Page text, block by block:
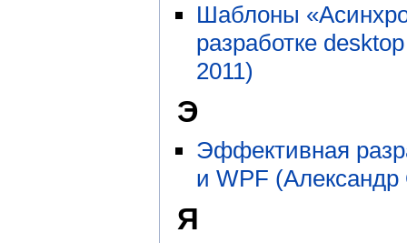
Шаблоны
разработке
2011)
Э
Эффективная
и WPF
Я